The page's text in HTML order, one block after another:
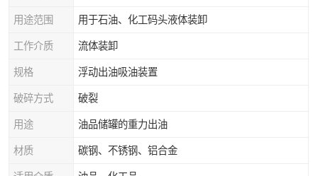
用途范围 用于石油、化工码头液体装卸
工作介质 流体装卸
规格 浮动出油吸油装置
破碎方式 破裂
用途 油品储罐的重力出油
材质 碳钢、不锈钢、铝合金